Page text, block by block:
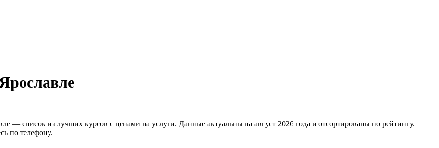
— список из лучших курсов с ценами на услуги. Данные актуальны на август 2026 года и отсортированы по рейтингу.
по телефону.